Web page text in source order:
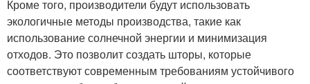
Кроме того, производители будут использовать
экологичные методы производства, такие как
использование солнечной энергии и минимизация
отходов. Это позволит создать шторы, которые
соответствуют современным требованиям устойчивого